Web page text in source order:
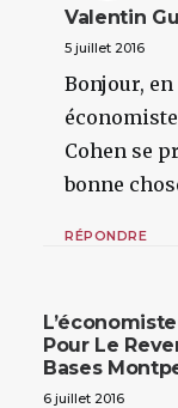
Valentin
5 juillet 2016
Bonjour,
Cohen se
bonne
RÉPONDRE
Pour Le
Bases
6 juillet 2016